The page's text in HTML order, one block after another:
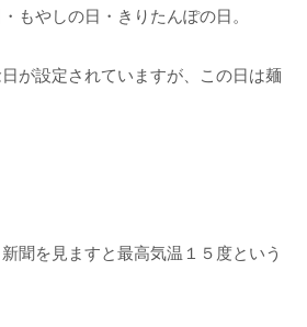
もやしの日・きりたんぽの日。
が設定されていますが、この日は麺
聞を見ますと最高気温１５度という